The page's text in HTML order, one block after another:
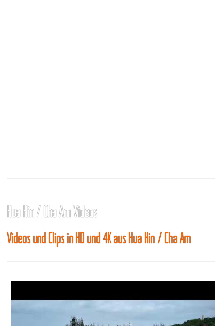
Hua Hin / Cha Am Videos
Videos und Clips in HD und 4K aus Hua Hin / Cha Am